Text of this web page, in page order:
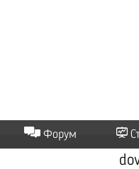
Форум